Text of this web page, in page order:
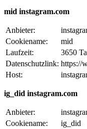
mid instagram.com
Anbieter:
Cookiename:
mid
Laufzeit:
3650
Datenschutzlink: https://
Host:
ig_did instagram.com
Anbieter:
Cookiename:
ig_did